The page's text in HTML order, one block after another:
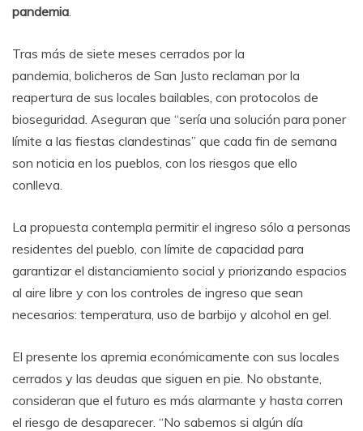
pandemia
Tras más de siete meses cerrados por la
pandemia, bolicheros de San Justo reclaman por la
reapertura de sus locales bailables, con protocolos de
bioseguridad. Aseguran que “sería una solución para poner
límite a las fiestas clandestinas” que cada fin de semana
son noticia en los pueblos, con los riesgos que ello
conlleva.
La propuesta contempla permitir el ingreso sólo a personas
residentes del pueblo, con límite de capacidad para
garantizar el distanciamiento social y priorizando espacios
al aire libre y con los controles de ingreso que sean
necesarios: temperatura, uso de barbijo y alcohol en gel.
El presente los apremia económicamente con sus locales
cerrados y las deudas que siguen en pie. No obstante,
consideran que el futuro es más alarmante y hasta corren
el riesgo de desaparecer. “No sabemos si algún día